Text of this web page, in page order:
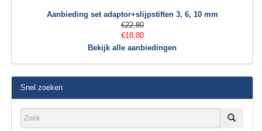
Aanbieding set adaptor+slijpstiften 3, 6, 10 mm
€22,80
€18,80
Bekijk alle aanbiedingen
Snel zoeken